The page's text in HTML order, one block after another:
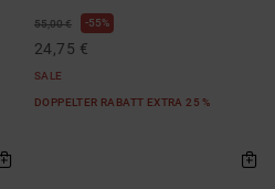
55,00 € 55%
24,75 €
SALE
DOPPELTER RABATT EXTRA 25 %